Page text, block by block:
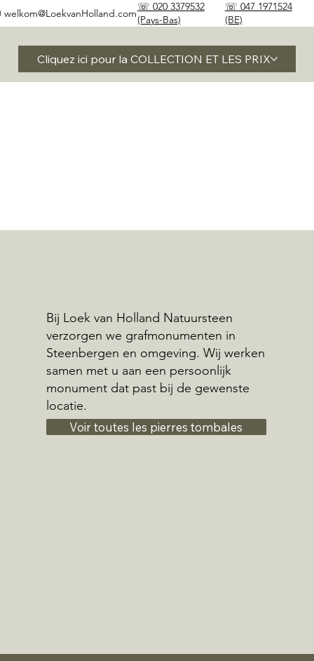
☏ 020 3379532
(Pays-Bas)
☏ 047 1971524
(BE)
welkom@LoekvanHolland.com
Cliquez ici pour la COLLECTION ET LES PRIX
Bij Loek van Holland Natuursteen
verzorgen we grafmonumenten in
Steenbergen en omgeving. Wij werken
samen met u aan een persoonlijk
monument dat past bij de gewenste
locatie.
Voir toutes les pierres tombales